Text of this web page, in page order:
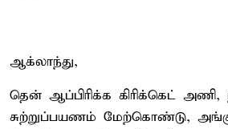
ஆக்லாந்து,
தென் ஆப்பிரிக்க கிரிக்கெட் அணி,
சுற்றுப்பயணம் மேற்கொண்டு,